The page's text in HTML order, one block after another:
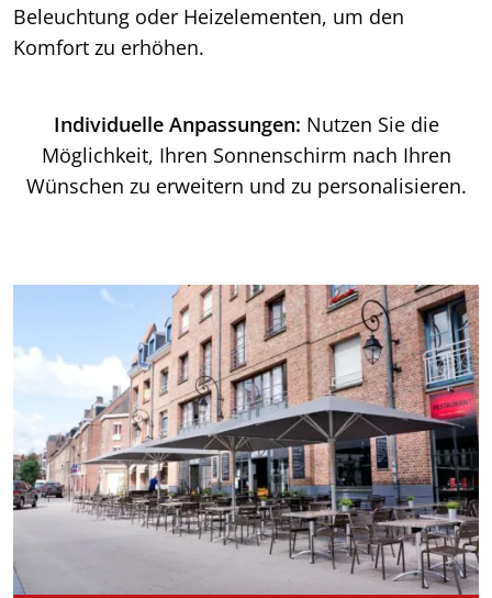
Beleuchtung oder Heizelementen, um den
Komfort zu erhöhen.
Individuelle Anpassungen: Nutzen Sie die
Möglichkeit, Ihren Sonnenschirm nach Ihren
Wünschen zu erweitern und zu personalisieren.